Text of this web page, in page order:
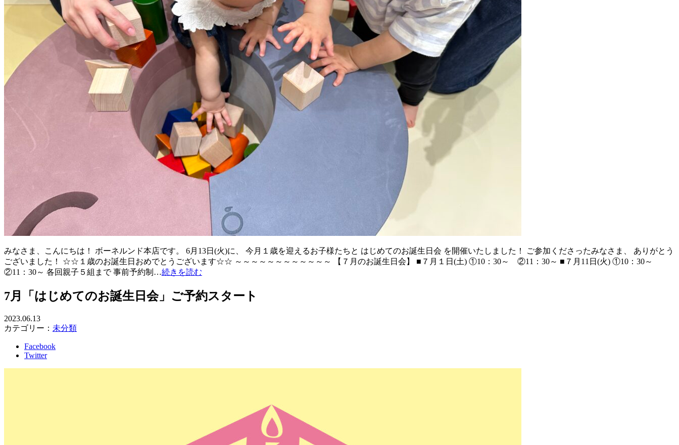
みなさま、こんにちは！ ボーネルンド本店です。 6月13日(火)に、 今月１歳を迎えるお子様たちと はじめてのお誕生日会 を開催いたしました！ ご参加くださったみなさま、 ありがとう
ございました！ ☆☆１歳のお誕生日おめでとうございます☆☆ ～～～～～～～～～～～～ 【７月のお誕生日会】 ■７月１日(土) ①10：30～ ②11：30～ ■７月11日(火) ①10：30～
②11：30～ 各回親子５組まで 事前予約制…続きを読む
7月「はじめてのお誕生日会」ご予約スタート
2023.06.13
カテゴリー： 未分類
Facebook
Twitter